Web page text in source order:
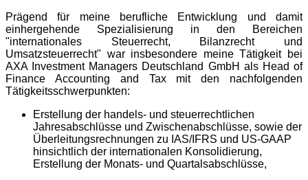
Prägend für meine berufliche Entwicklung und damit
einhergehende Spezialisierung in den Bereichen
"internationales Steuerrecht, Bilanzrecht und
Umsatzsteuerrecht" war insbesondere meine Tätigkeit bei
AXA Investment Managers Deutschland GmbH als Head of
Finance Accounting and Tax mit den nachfolgenden
Tätigkeitsschwerpunkten:
Erstellung der handels- und steuerrechtlichen
Jahresabschlüsse und Zwischenabschlüsse, sowie der
Überleitungsrechnungen zu IAS/IFRS und US-GAAP
hinsichtlich der internationalen Konsolidierung,
Erstellung der Monats- und Quartalsabschlüsse,